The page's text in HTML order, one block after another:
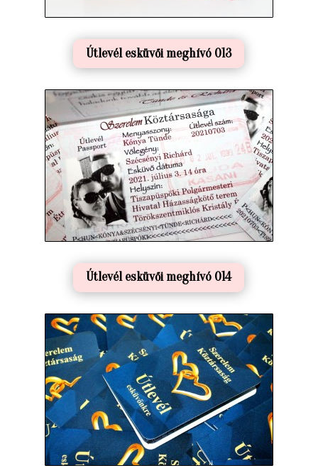
Útlevél esküvői meghívó 013
Útlevél esküvői meghívó 014